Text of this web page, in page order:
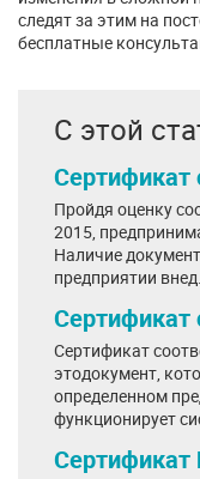
следят за этим на
бесплатные
С этой
Сертификат
Пройдя оценку
2015,
Наличие
предприятии
Сертификат
Сертификат
этодокумент,
определенном
функционирует
Сертификат